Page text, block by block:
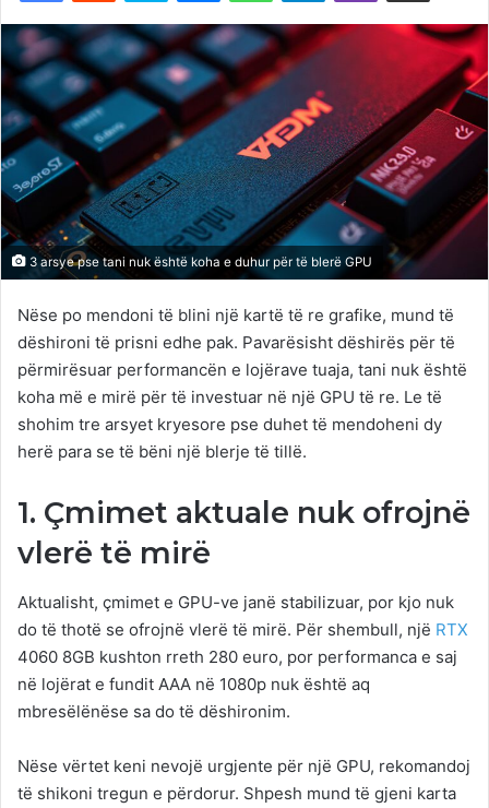
3 arsye pse tani nuk është koha e duhur për të blerë GPU
Nëse po mendoni të blini një kartë të re grafike, mund të
dëshironi të prisni edhe pak. Pavarësisht dëshirës për të
përmirësuar performancën e lojërave tuaja, tani nuk është
koha më e mirë për të investuar në një GPU të re. Le të
shohim tre arsyet kryesore pse duhet të mendoheni dy
herë para se të bëni një blerje të tillë.
1. Çmimet aktuale nuk ofrojnë
vlerë të mirë
Aktualisht, çmimet e GPU-ve janë stabilizuar, por kjo nuk
do të thotë se ofrojnë vlerë të mirë. Për shembull, një RTX
4060 8GB kushton rreth 280 euro, por performanca e saj
në lojërat e fundit AAA në 1080p nuk është aq
mbresëlënëse sa do të dëshironim.
Nëse vërtet keni nevojë urgjente për një GPU, rekomandoj
të shikoni tregun e përdorur. Shpesh mund të gjeni karta